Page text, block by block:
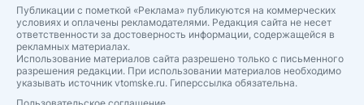
Публикации с пометкой «Реклама» публикуются на коммерческих
условиях и оплачены рекламодателями. Редакция сайта не несет
ответственности за достоверность информации, содержащейся в
рекламных материалах.
Использование материалов сайта разрешено только с письменного
разрешения редакции. При использовании материалов необходимо
указывать источник vtomske.ru. Гиперссылка обязательна.